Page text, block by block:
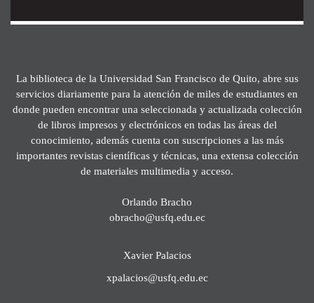
La biblioteca de la Universidad San Francisco de Quito, abre sus
servicios diariamente para la atención de miles de estudiantes en
donde pueden encontrar una seleccionada y actualizada colección
de libros impresos y electrónicos en todas las áreas del
conocimiento, además cuenta con suscripciones a las más
importantes revistas científicas y técnicas, una extensa colección
de materiales multimedia y acceso.
Orlando Bracho
obracho@usfq.edu.ec
Xavier Palacios
xpalacios@usfq.edu.ec